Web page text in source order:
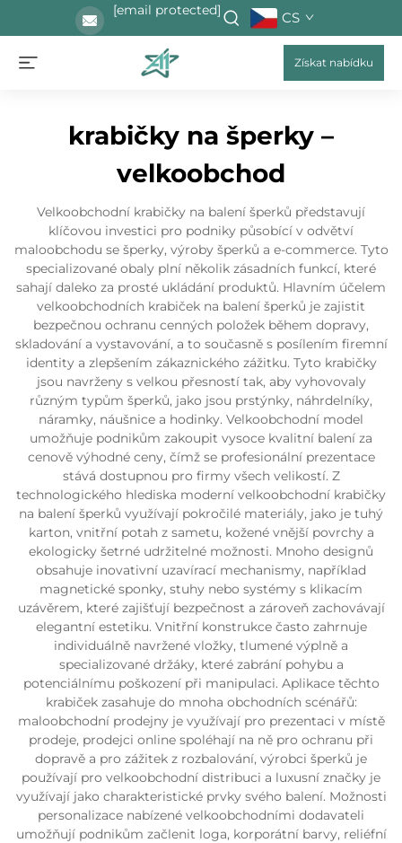
[email protected] CS
Získat nabídku
krabičky na šperky –
velkoobchod
Velkoobchodní krabičky na balení šperků představují
klíčovou investici pro podniky působící v odvětví
maloobchodu se šperky, výroby šperků a e-commerce. Tyto
specializované obaly plní několik zásadních funkcí, které
sahají daleko za prosté ukládání produktů. Hlavním účelem
velkoobchodních krabiček na balení šperků je zajistit
bezpečnou ochranu cenných položek během dopravy,
skladování a vystavování, a to současně s posílením firemní
identity a zlepšením zákaznického zážitku. Tyto krabičky
jsou navrženy s velkou přesností tak, aby vyhovovaly
různým typům šperků, jako jsou prstýnky, náhrdelníky,
náramky, náušnice a hodinky. Velkoobchodní model
umožňuje podnikům zakoupit vysoce kvalitní balení za
cenově výhodné ceny, čímž se profesionální prezentace
stává dostupnou pro firmy všech velikostí. Z
technologického hlediska moderní velkoobchodní krabičky
na balení šperků využívají pokročilé materiály, jako je tuhý
karton, vnitřní potah z sametu, kožené vnější povrchy a
ekologicky šetrné udržitelné možnosti. Mnoho designů
obsahuje inovativní uzavírací mechanismy, například
magnetické sponky, stuhy nebo systémy s klikacím
uzávěrem, které zajišťují bezpečnost a zároveň zachovávají
elegantní estetiku. Vnitřní konstrukce často zahrnuje
individuálně navržené vložky, tlumené výplně a
specializované držáky, které zabrání pohybu a
potenciálnímu poškození při manipulaci. Aplikace těchto
krabiček zasahuje do mnoha obchodních scénářů:
maloobchodní prodejny je využívají pro prezentaci v místě
prodeje, prodejci online spoléhají na ně pro ochranu při
dopravě a pro zážitek z rozbalování, výrobci šperků je
používají pro velkoobchodní distribuci a luxusní značky je
využívají jako charakteristické prvky svého balení. Možnosti
personalizace nabízené velkoobchodními dodavateli
umožňují podnikům začlenit loga, korporátní barvy, reliéfní